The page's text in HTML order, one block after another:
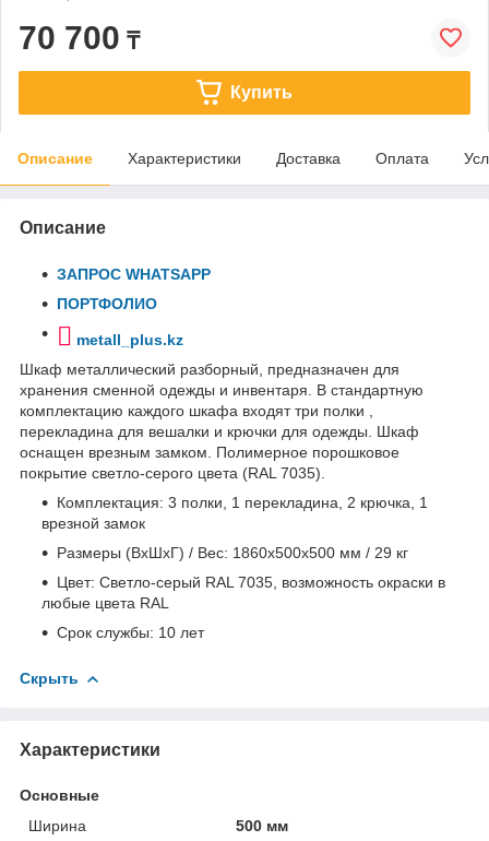
70 700 ₸
Купить
Описание Характеристики Доставка Оплата
Описание
ЗАПРОС WHATSAPP
ПОРТФОЛИО
metall_plus.kz
Шкаф металлический разборный, предназначен для
хранения сменной одежды и инвентаря. В стандартную
комплектацию каждого шкафа входят три полки ,
перекладина для вешалки и крючки для одежды. Шкаф
оснащен врезным замком. Полимерное порошковое
покрытие светло-серого цвета (RAL 7035).
Комплектация: 3 полки, 1 перекладина, 2 крючка, 1
врезной замок
Размеры (ВхШхГ) / Вес: 1860x500x500 мм / 29 кг
Цвет: Светло-серый RAL 7035, возможность окраски в
любые цвета RAL
Cрок службы: 10 лет
Скрыть
Характеристики
Основные
Ширина
500 мм